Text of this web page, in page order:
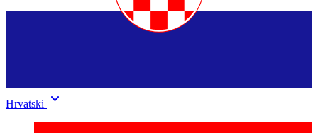
Hrvatski keyboard_arrow_down